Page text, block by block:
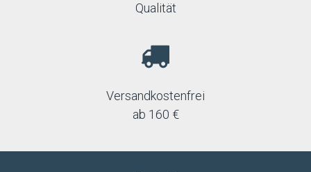
Qualität
Versandkostenfrei
ab 160 €